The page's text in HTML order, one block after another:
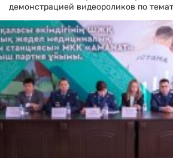
демонстрацией видеороликов по